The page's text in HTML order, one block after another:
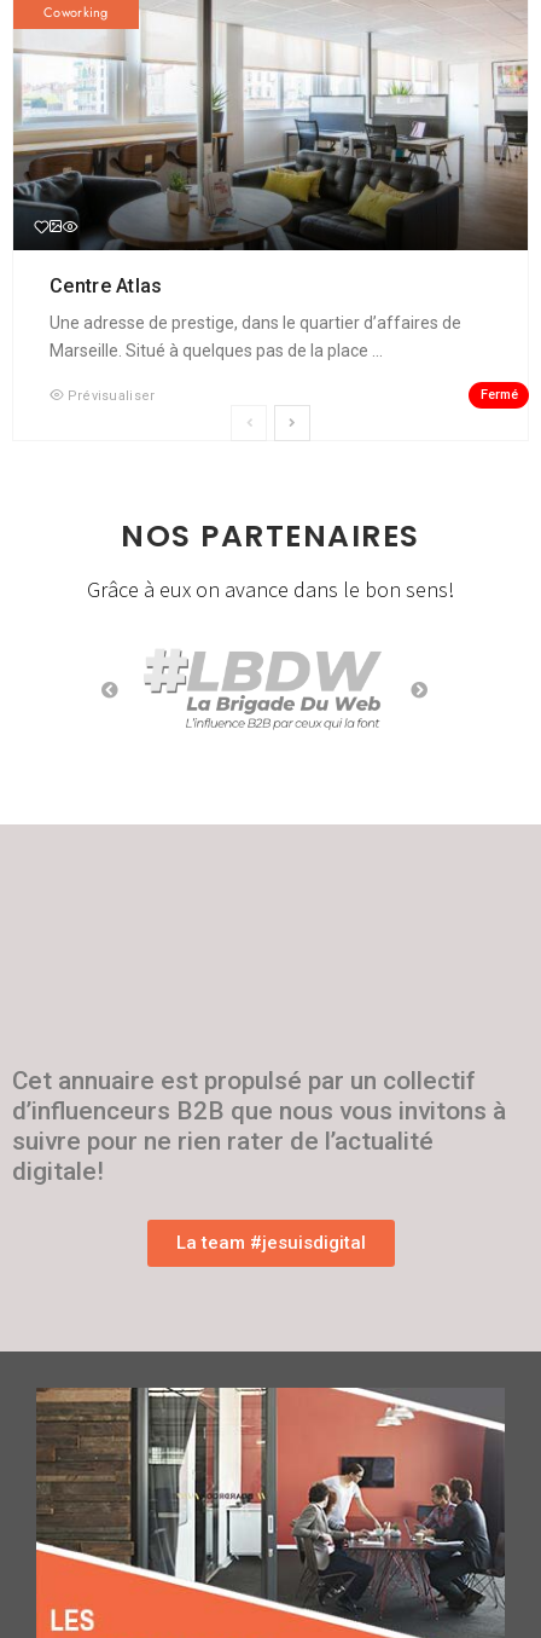
Coworking
Centre Atlas
Une adresse de prestige, dans le quartier d’affaires de
Marseille. Situé à quelques pas de la place ...
Prévisualiser Fermé
NOS PARTENAIRES
Grâce à eux on avance dans le bon sens!
Cet annuaire est propulsé par un collectif
d’influenceurs B2B que nous vous invitons à
suivre pour ne rien rater de l’actualité
digitale!
La team #jesuisdigital